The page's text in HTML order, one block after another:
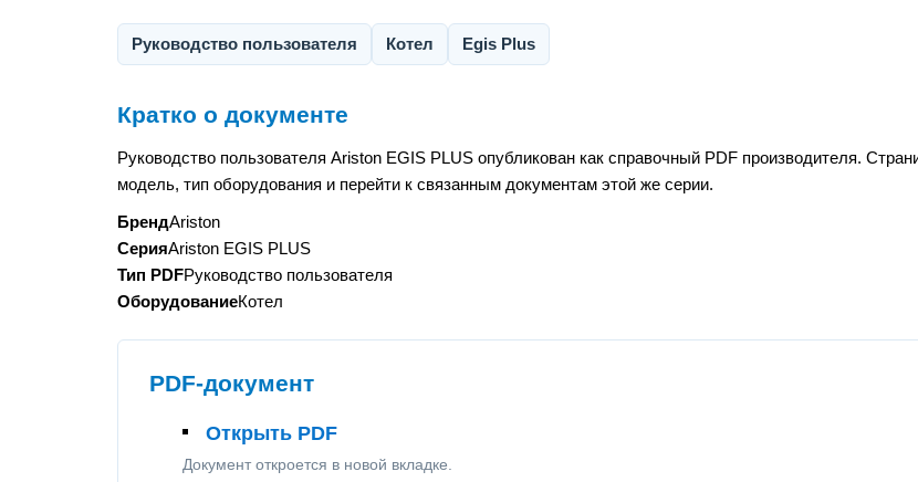
Руководство пользователя Котел Egis Plus
Кратко о документе
Руководство пользователя Ariston EGIS PLUS опубликован как справочный PDF производителя.
модель, тип оборудования и перейти к связанным документам этой же серии.
БрендAriston
СерияAriston EGIS PLUS
Тип PDFРуководство пользователя
ОборудованиеКотел
PDF-документ
Открыть PDF
Документ откроется в новой вкладке.